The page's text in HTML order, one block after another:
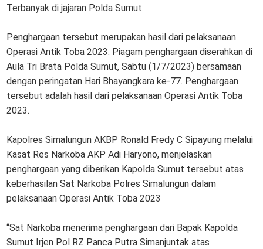
Terbanyak di jajaran Polda Sumut.
Penghargaan tersebut merupakan hasil dari pelaksanaan
Operasi Antik Toba 2023. Piagam penghargaan diserahkan di
Aula Tri Brata Polda Sumut, Sabtu (1/7/2023) bersamaan
dengan peringatan Hari Bhayangkara ke-77. Penghargaan
tersebut adalah hasil dari pelaksanaan Operasi Antik Toba
2023.
Kapolres Simalungun AKBP Ronald Fredy C Sipayung melalui
Kasat Res Narkoba AKP Adi Haryono, menjelaskan
penghargaan yang diberikan Kapolda Sumut tersebut atas
keberhasilan Sat Narkoba Polres Simalungun dalam
pelaksanaan Operasi Antik Toba 2023
“Sat Narkoba menerima penghargaan dari Bapak Kapolda
Sumut Irjen Pol RZ Panca Putra Simanjuntak atas